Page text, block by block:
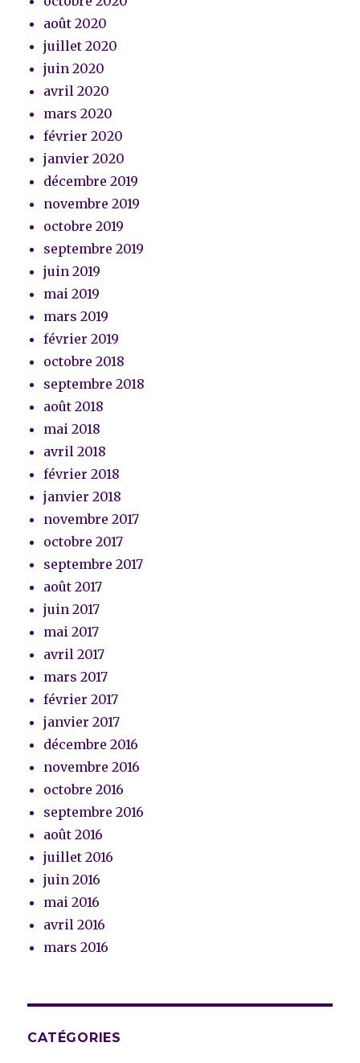
août 2020
juillet 2020
juin 2020
avril 2020
mars 2020
février 2020
janvier 2020
décembre 2019
novembre 2019
octobre 2019
septembre 2019
juin 2019
mai 2019
mars 2019
février 2019
octobre 2018
septembre 2018
août 2018
mai 2018
avril 2018
février 2018
janvier 2018
novembre 2017
octobre 2017
septembre 2017
août 2017
juin 2017
mai 2017
avril 2017
mars 2017
février 2017
janvier 2017
décembre 2016
novembre 2016
octobre 2016
septembre 2016
août 2016
juillet 2016
juin 2016
mai 2016
avril 2016
mars 2016
CATÉGORIES